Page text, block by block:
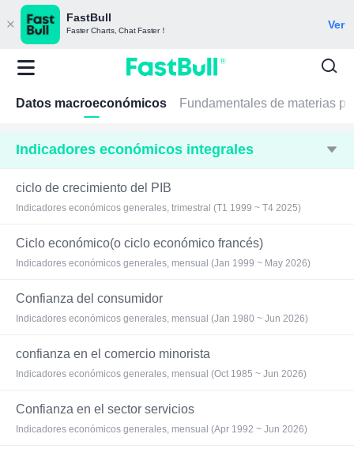
FastBull
Faster Charts, Chat Faster！ Ver
Datos macroeconómicos Fundamentales de materias
Indicadores económicos integrales
ciclo de crecimiento del PIB
Indicadores económicos generales, trimestral (T1 1999 ~ T4 2025)
Ciclo económico(o ciclo económico francés)
Indicadores económicos generales, mensual (Jan 1999 ~ May 2026)
Confianza del consumidor
Indicadores económicos generales, mensual (Jan 1980 ~ Jun 2026)
confianza en el comercio minorista
Indicadores económicos generales, mensual (Oct 1985 ~ Jun 2026)
Confianza en el sector servicios
Indicadores económicos generales, mensual (Apr 1992 ~ Jun 2026)